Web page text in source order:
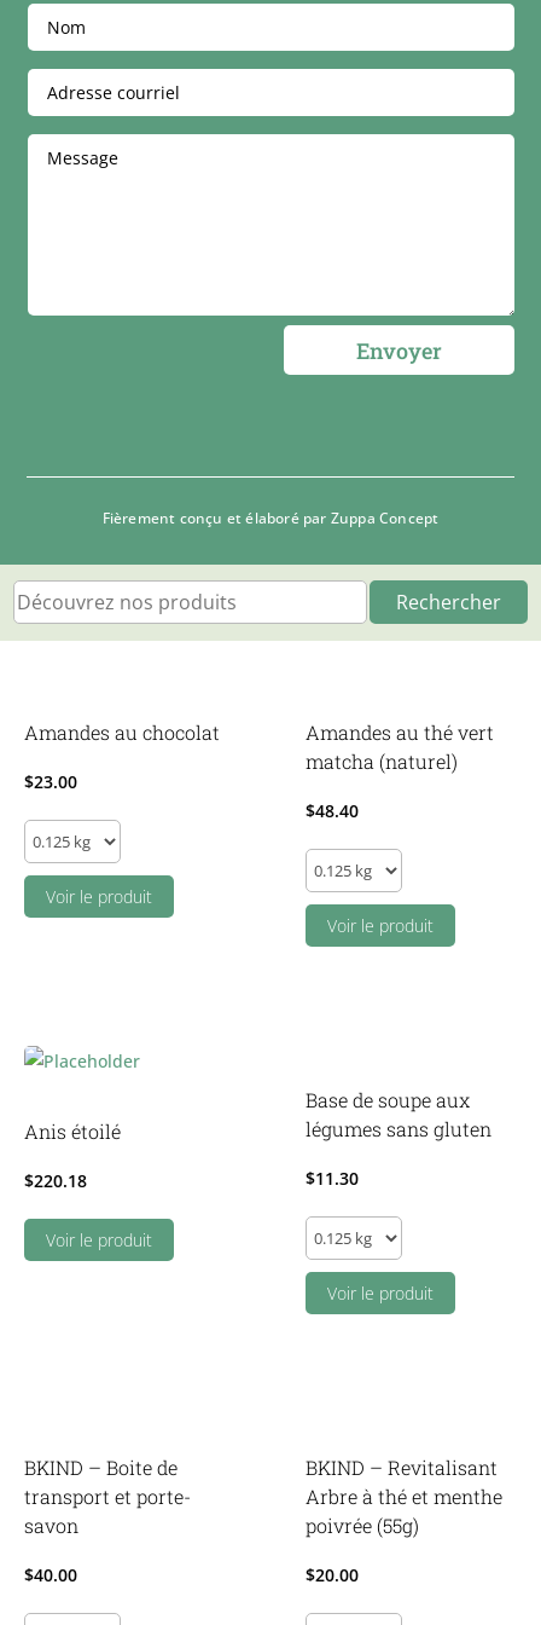
Envoyer
Fièrement conçu et élaboré par Zuppa Concept
Rechercher
Amandes au chocolat
$23.00
Amandes
au
chocolat
Voir le produit
Amandes au thé vert
matcha (naturel)
$48.40
Amandes
au
théVoir le produit
Anis étoilé
$220.18
Voir le produit
Base de soupe aux
légumes sans gluten
$11.30
Base
de
soupe
Voir le produit
BKIND – Boite de
transport et porte-
savon
$40.00
BKIND – Revitalisant
Arbre à thé et menthe
poivrée (55g)
$20.00